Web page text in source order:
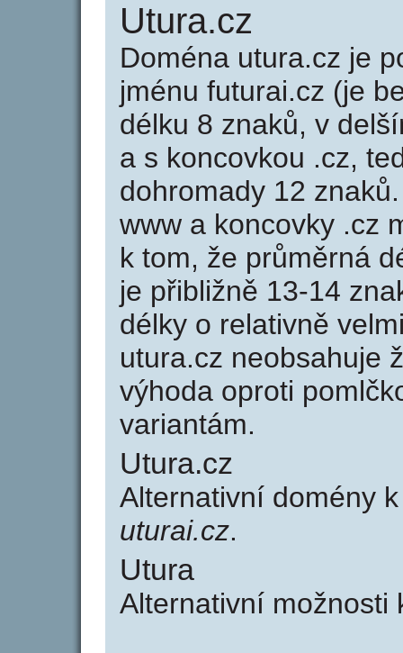
Utura.cz
Doména utura.cz je
jménu futurai.cz (je
délku 8 znaků, v
a s koncovkou .cz,
dohromady 12
www a koncovky .cz
k tom, že průměrná
je přibližně 13-14
délky o relativně
utura.cz neobsahuje
výhoda oproti
variantám.
Utura.cz
Alternativní domény
uturai.cz.
Utura
Alternativní